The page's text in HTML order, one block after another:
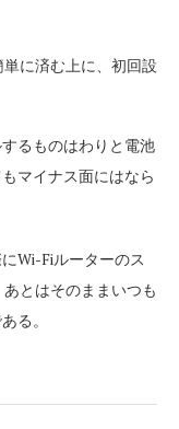
に済む上に、初回設
るものはわりと電池
マイナス面にはなら
Wi-Fiルーターのス
とはそのままいつも
る。